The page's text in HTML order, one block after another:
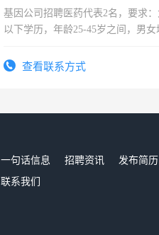
基因公司招聘医药代表2名，要求：
以下学历，年龄25-45岁之间，男女
表或者有医学资质的优先，底薪+绩
查看联系方式
一句话信息 招聘资讯 发布简历
联系我们